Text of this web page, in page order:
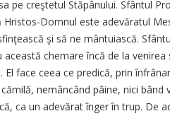
pe creştetul Stăpânului. Sfântul
Hristos-Domnul este adevăratul
şi să ne mântuiască.
această chemare încă de la
El face ceea ce predică, prin
nemâncând pâine, nici
ca un adevărat înger în trup. De